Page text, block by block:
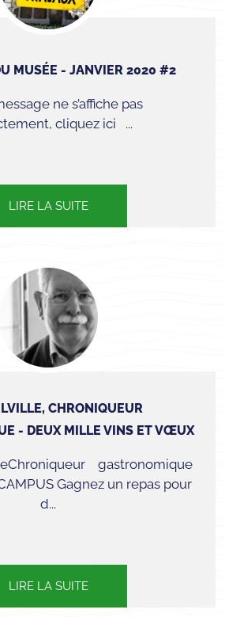
MUSÉE - JANVIER 2020 #2
ne s’affiche pas
cliquez ici ...
LIRE LA SUITE
CHRONIQUEUR
- DEUX MILLE VINS ET VŒUX
gastronomique
Gagnez un repas pour
d...
LIRE LA SUITE